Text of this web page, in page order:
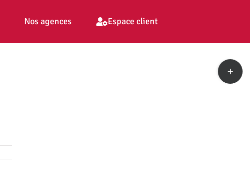
Nos agences Espace client
Toggle
Sliding
Bar